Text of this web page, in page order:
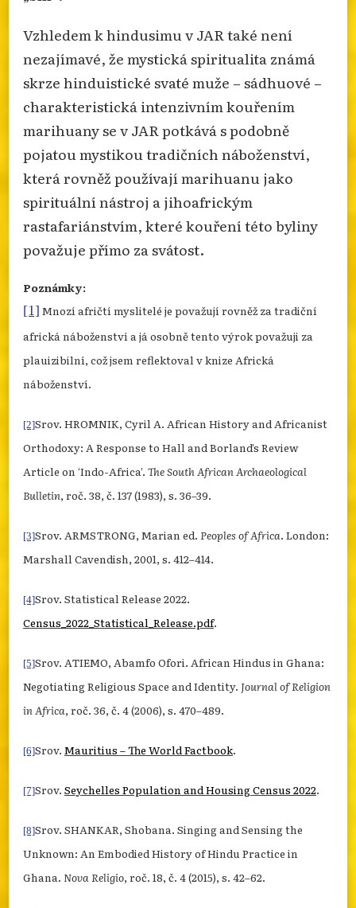
Vzhledem k hindusimu v JAR také není
nezajímavé, že mystická spiritualita známá
skrze hinduistické svaté muže – sádhuové –
charakteristická intenzivním kouřením
marihuany se v JAR potkává s podobně
pojatou mystikou tradičních náboženství,
která rovněž používají marihuanu jako
spirituální nástroj a jihoafrickým
rastafariánstvím, které kouření této byliny
považuje přímo za svátost.
Poznámky:
[1] Mnozí afričtí myslitelé je považují rovněž za tradiční
africká náboženství a já osobně tento výrok považuji za
plauizibilní, což jsem reflektoval v knize Africká
náboženství.
[2]Srov. HROMNIK, Cyril A. African History and Africanist
Orthodoxy: A Response to Hall and Borland’s Review
Article on ‘Indo-Africa’. The South African Archaeological
Bulletin, roč. 38, č. 137 (1983), s. 36–39.
[3]Srov. ARMSTRONG, Marian ed. Peoples of Africa. London:
Marshall Cavendish, 2001, s. 412–414.
[4]Srov. Statistical Release 2022.
Census_2022_Statistical_Release.pdf.
[5]Srov. ATIEMO, Abamfo Ofori. African Hindus in Ghana:
Negotiating Religious Space and Identity. Journal of Religion
in Africa, roč. 36, č. 4 (2006), s. 470–489.
[6]Srov. Mauritius – The World Factbook.
[7]Srov. Seychelles Population and Housing Census 2022.
[8]Srov. SHANKAR, Shobana. Singing and Sensing the
Unknown: An Embodied History of Hindu Practice in
Ghana. Nova Religio, roč. 18, č. 4 (2015), s. 42–62.